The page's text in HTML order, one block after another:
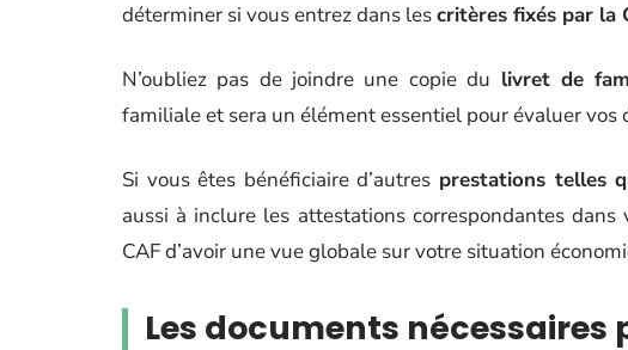
déterminer si vous entrez dans lescritères fixés par la
N’oubliez pas de joindre une copie du livret de
familiale et sera un élément essentiel pour évaluer vos
Si vous êtes bénéficiaire d’autres prestations telles
aussi à inclure les attestations correspondantes
CAF d’avoir une vue globale sur votre situation
Les documents nécessaires